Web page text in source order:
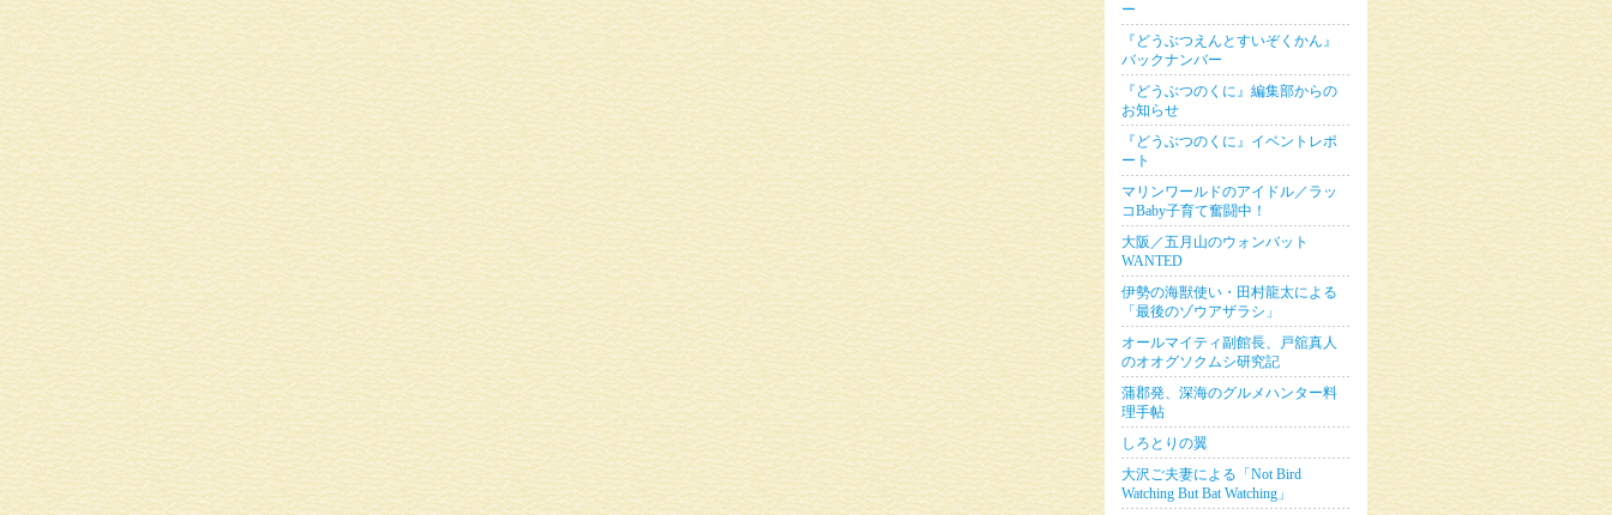
ー
『どうぶつえんとすいぞくかん』
バックナンバー
『どうぶつのくに』編集部からの
お知らせ
『どうぶつのくに』イベントレポ
ート
マリンワールドのアイドル／ラッ
コBaby子育て奮闘中！
大阪／五月山のウォンバット
WANTED
伊勢の海獣使い・田村龍太による
「最後のゾウアザラシ」
オールマイティ副館長、戸舘真人
のオオグソクムシ研究記
蒲郡発、深海のグルメハンター料
理手帖
しろとりの翼
大沢ご夫妻による「Not Bird
Watching But Bat Watching」